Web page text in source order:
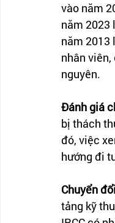
vào năm
năm 2023
năm 2013
nhân
nguyên.
Đánh giá
bị thách
đó, việc
hướng đi
Chuyển
tảng kỹ